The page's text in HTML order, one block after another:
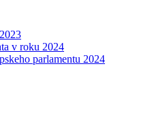
v roku 2024
parlamentu 2024